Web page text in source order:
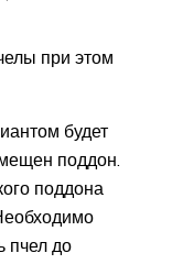
при этом
будет
поддон.
поддона
пчел до